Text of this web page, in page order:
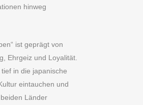
hinweg
ist geprägt von
Ehrgeiz und Loyalität.
in die japanische
eintauchen und
Länder